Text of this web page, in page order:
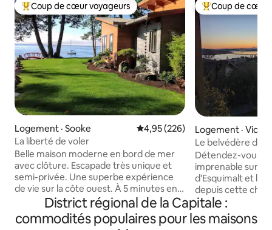
Coup de cœur voyageurs parmi les plus aimés
Coup de cœur voyageurs
Logement · Sooke Note moyenne de 4,95 sur 5,
4,95 (226)
La liberté de voler
Belle maison moderne en bord de mer
avec clôture. Escapade très unique et
semi-privée. Une superbe expérience
de vie sur la côte ouest. À 5 minutes en
voiture de toutes les commodités et à
40 minutes de Victoria. L'océan est à
quelques pas pour faire de la planche à
Coup de cœur
Coup de cœur
Logement ·
Le belvédère du
Détendez-vous
imprenable sur
d'Esquimalt et le
depuis cette
chambres et 1
équipé avec tout
escapade
District régional de la Capitale :
commodités populaires pour les maisons